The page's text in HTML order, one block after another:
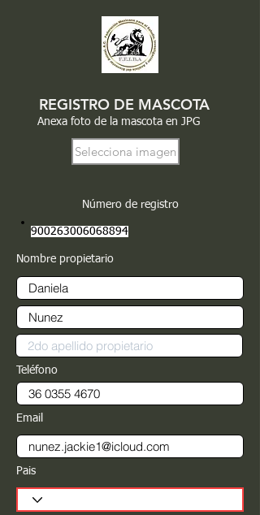
REGISTRO DE MASCOTA
Anexa foto de la mascota en JPG
Selecciona imagen
Número de registro
900263006068894
Nombre propietario
Teléfono
Email
Pais